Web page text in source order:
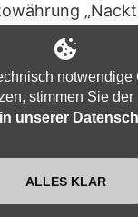
unterstuetzen/
weiteren
stimmen Sie der
unserer
ALLES KLAR